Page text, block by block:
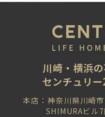
川崎・横浜
センチュリ
本店：神奈川県川崎
SHIMURAビル